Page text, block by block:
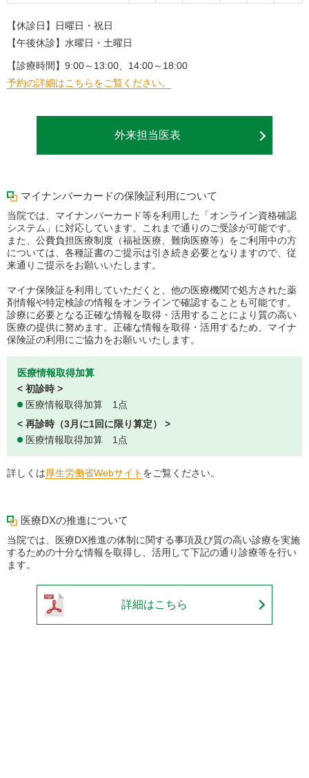
【休診日】日曜日・祝日
【午後休診】水曜日・土曜日
【診療時間】9:00～13:00、14:00～18:00
予約の詳細はこちらをご覧ください。
外来担当医表
マイナンバーカードの保険証利用について
当院では、マイナンバーカード等を利用した「オンライン資格確認
システム」に対応しています。これまで通りのご受診が可能です。
また、公費負担医療制度（福祉医療、難病医療等）をご利用中の方
については、各種証書のご提示は引き続き必要となりますので、従
来通りご提示をお願いいたします。
マイナ保険証を利用していただくと、他の医療機関で処方された薬
剤情報や特定検診の情報をオンラインで確認することも可能です。
診療に必要となる正確な情報を取得・活用することにより質の高い
医療の提供に努めます。正確な情報を取得・活用するため、マイナ
保険証の利用にご協力をお願いいたします。
医療情報取得加算
< 初診時 >
医療情報取得加算 1点
< 再診時（3月に1回に限り算定） >
医療情報取得加算 1点
詳しくは厚生労働省Webサイト をご覧ください。
医療DXの推進について
当院では、医療DX推進の体制に関する事項及び質の高い診療を実施
するための十分な情報を取得し、活用して下記の通り診療等を行い
ます。
詳細はこちら